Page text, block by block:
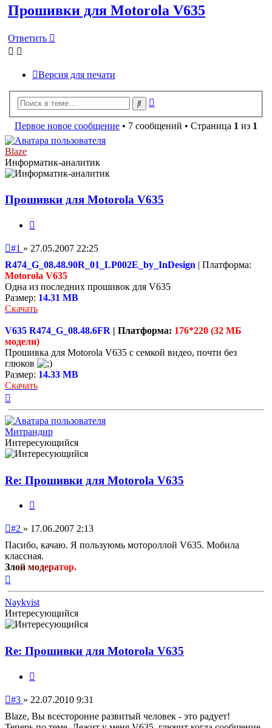
Прошивки для Motorola V635
Ответить
Версия для печати
Поиск
Первое новое сообщение • 7 сообщений • Страница 1 из 1
Blaze
Информатик-аналитик
Прошивки для Motorola V635
Непрочитанное
#1 » 27.05.2007 22:25
R474_G_08.48.90R_01_LP002E_by_InDesign | Платформа:
Motorola V635
Одна из последних прошивок для V635
Размер: 14.31 MB
Скачать
V635 R474_G_08.48.6FR | Платформа: 176*220 (32 МБ
модели)
Прошивка для Motorola V635 с семкой видео, почти без
глюков
Размер: 14.33 MB
Скачать
началу
Митрандир
Интересующийся
Re: Прошивки для Motorola V635
Непрочитанное
#2 » 17.06.2007 2:13
Пасибо, качаю. Я пользуюмь мотороллой V635. Мобила
классная.
Злой модератор.
началу
Naykvist
Интересующийся
Re: Прошивки для Motorola V635
Непрочитанное
#3 » 22.07.2010 9:31
Blaze, Вы всесторонне развитый человек - это радует!